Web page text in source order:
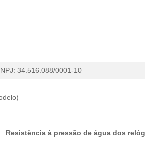
34.516.088/0001-10
Resistência à pressão de água dos